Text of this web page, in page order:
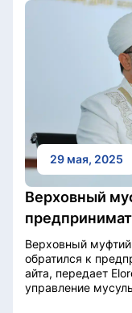
29 мая, 2025
Верховный
Верховный
обратился к
айта, передает
управление